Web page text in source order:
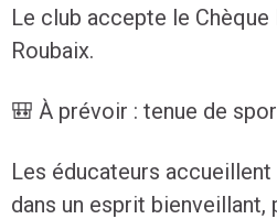
Le club accepte le
Roubaix.
🎒 À prévoir : tenue de
Les éducateurs
dans un esprit